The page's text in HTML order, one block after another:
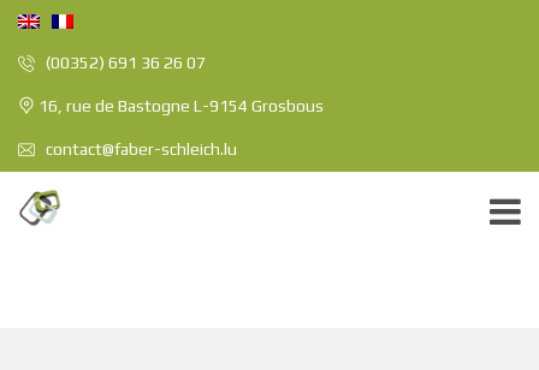
(00352) 691 36 26 07
16, rue de Bastogne L-9154 Grosbous
contact@faber-schleich.lu